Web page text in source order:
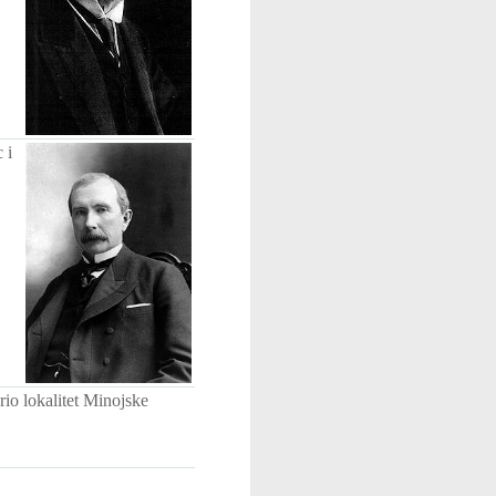
i
lokalitet Minojske